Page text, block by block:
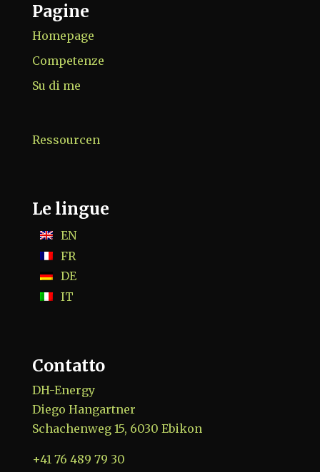
Pagine
Homepage
Competenze
Su di me
Ressourcen
Le lingue
EN
FR
DE
IT
Contatto
DH-Energy
Diego Hangartner
Schachenweg 15, 6030 Ebikon
+41 76 489 79 30